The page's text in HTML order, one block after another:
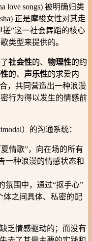
love songs) 被明确归类
正是摩梭女性对其走
”这一社会舞蹈的核心
类型来提供的。
社会性的、 物理性的约
的、 声乐性的求爱内
，共同营造出一种浪漫
行为得以发生的情感前
）的沟通系统：
情歌”，向在场的所有
一种浪漫的情感状态和
氛围中，通过“抠手心”
体之间具体、私密的配
乏情感驱动的；而没有